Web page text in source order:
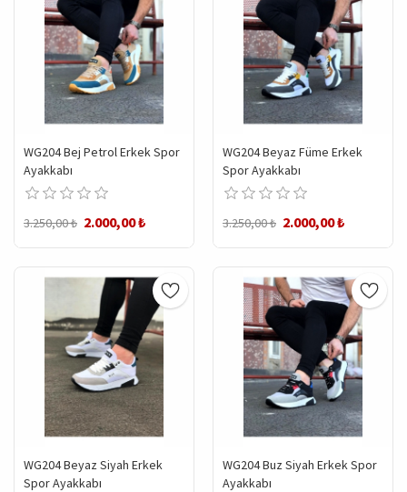
WG204 Bej Petrol Erkek Spor
Ayakkabı
3.250,00 ₺ 2.000,00 ₺
WG204 Beyaz Füme Erkek
Spor Ayakkabı
3.250,00 ₺ 2.000,00 ₺
WG204 Beyaz Siyah Erkek
Spor Ayakkabı
WG204 Buz Siyah Erkek Spor
Ayakkabı